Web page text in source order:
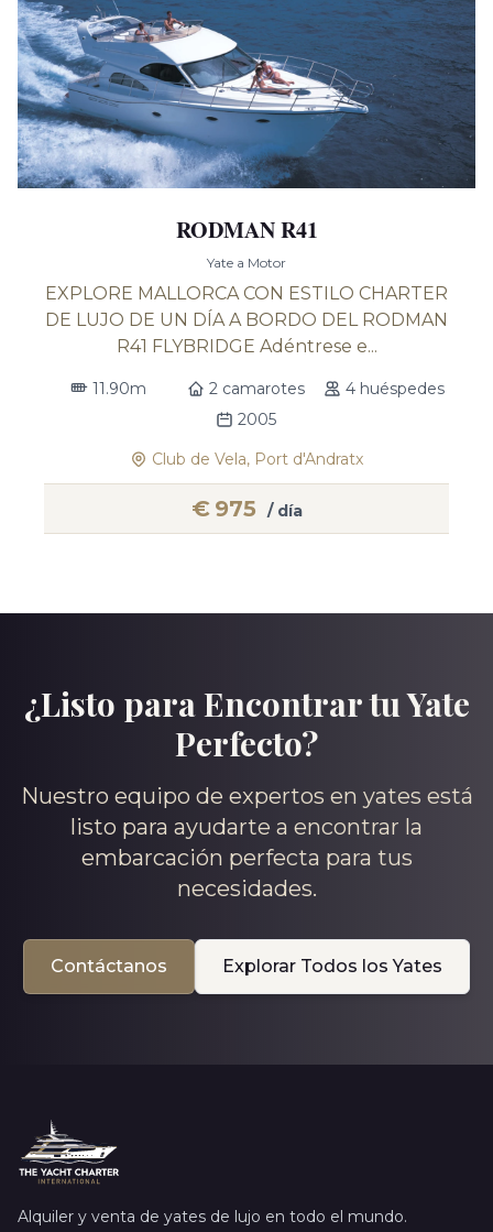
RODMAN R41
Yate a Motor
EXPLORE MALLORCA CON ESTILO CHARTER
DE LUJO DE UN DÍA A BORDO DEL RODMAN
R41 FLYBRIDGE Adéntrese e...
11.90m 2 camarotes
4 huéspedes
2005
Club de Vela, Port d'Andratx
€ 975 / día
¿Listo para Encontrar tu Yate
Perfecto?
Nuestro equipo de expertos en yates está
listo para ayudarte a encontrar la
embarcación perfecta para tus
necesidades.
Contáctanos Explorar Todos los Yates
Alquiler y venta de yates de lujo en todo el mundo.